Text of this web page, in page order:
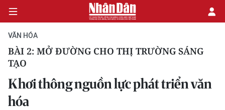
CHÍNH TRỊ
KINH TẾ
VĂN HÓA
BÀI 2: MỞ ĐƯỜNG CHO THỊ TRƯỜNG SÁNG
TẠO
Khơi thông nguồn lực phát triển văn
hóa